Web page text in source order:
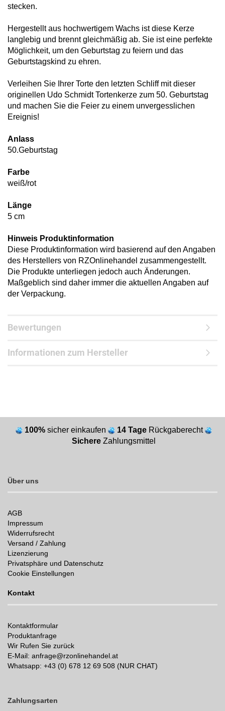
stecken.
Hergestellt aus hochwertigem Wachs ist diese Kerze
langlebig und brennt gleichmäßig ab. Sie ist eine perfekte
Möglichkeit, um den Geburtstag zu feiern und das
Geburtstagskind zu ehren.
Verleihen Sie Ihrer Torte den letzten Schliff mit dieser
originellen Udo Schmidt Tortenkerze zum 50. Geburtstag
und machen Sie die Feier zu einem unvergesslichen
Ereignis!
Anlass
50.Geburtstag
Farbe
weiß/rot
Länge
5 cm
Hinweis Produktinformation
Diese Produktinformation wird basierend auf den Angaben
des Herstellers von RZOnlinehandel zusammengestellt.
Die Produkte unterliegen jedoch auch Änderungen.
Maßgeblich sind daher immer die aktuellen Angaben auf
der Verpackung.
Bewertungen
Informationen zum Hersteller
100% sicher einkaufen 14 Tage Rückgaberecht
Sichere Zahlungsmittel
Über uns
AGB
Impressum
Widerrufsrecht
Versand / Zahlung
Lizenzierung
Privatsphäre und Datenschutz
Cookie Einstellungen
Kontakt
Kontaktformular
Produktanfrage
Wir Rufen Sie zurück
E-Mail: anfrage@rzonlinehandel.at
Whatsapp: +43 (0) 678 12 69 508 (NUR CHAT)
Zahlungsarten